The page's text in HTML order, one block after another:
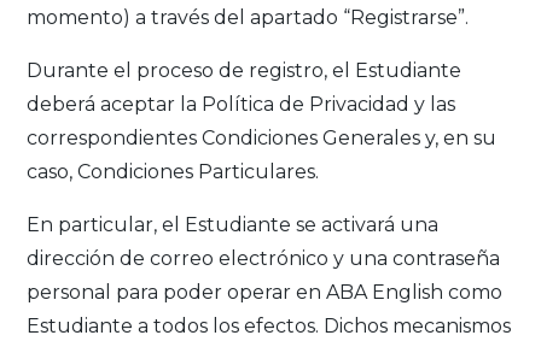
momento) a través del apartado “Registrarse”.
Durante el proceso de registro, el Estudiante
deberá aceptar la Política de Privacidad y las
correspondientes Condiciones Generales y, en su
caso, Condiciones Particulares.
En particular, el Estudiante se activará una
dirección de correo electrónico y una contraseña
personal para poder operar en ABA English como
Estudiante a todos los efectos. Dichos mecanismos